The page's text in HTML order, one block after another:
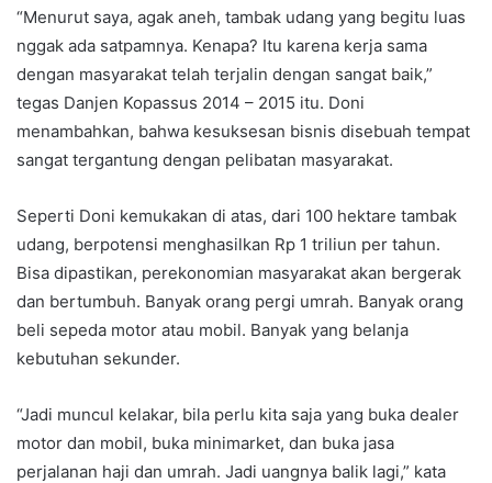
“Menurut saya, agak aneh, tambak udang yang begitu luas
nggak ada satpamnya. Kenapa? Itu karena kerja sama
dengan masyarakat telah terjalin dengan sangat baik,”
tegas Danjen Kopassus 2014 – 2015 itu. Doni
menambahkan, bahwa kesuksesan bisnis disebuah tempat
sangat tergantung dengan pelibatan masyarakat.
Seperti Doni kemukakan di atas, dari 100 hektare tambak
udang, berpotensi menghasilkan Rp 1 triliun per tahun.
Bisa dipastikan, perekonomian masyarakat akan bergerak
dan bertumbuh. Banyak orang pergi umrah. Banyak orang
beli sepeda motor atau mobil. Banyak yang belanja
kebutuhan sekunder.
“Jadi muncul kelakar, bila perlu kita saja yang buka dealer
motor dan mobil, buka minimarket, dan buka jasa
perjalanan haji dan umrah. Jadi uangnya balik lagi,” kata